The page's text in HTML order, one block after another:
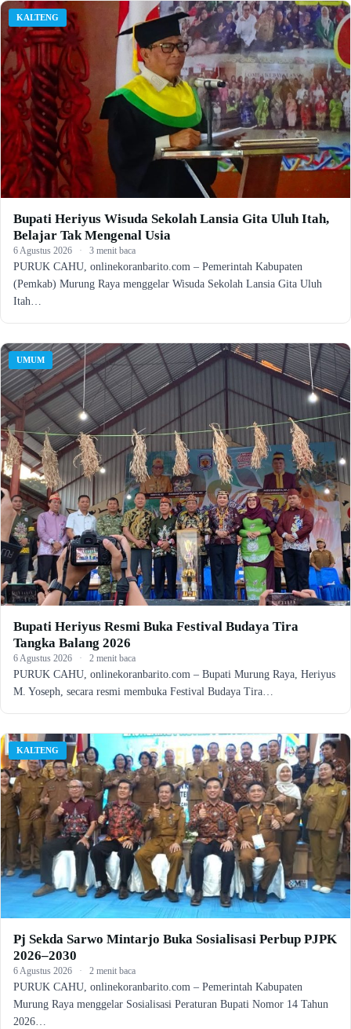
KALTENG
Bupati Heriyus Wisuda Sekolah Lansia Gita Uluh Itah,
Belajar Tak Mengenal Usia
6 Agustus 2026 · 3 menit baca
PURUK CAHU, onlinekoranbarito.com – Pemerintah Kabupaten
(Pemkab) Murung Raya menggelar Wisuda Sekolah Lansia Gita Uluh
Itah…
UMUM
Bupati Heriyus Resmi Buka Festival Budaya Tira
Tangka Balang 2026
6 Agustus 2026 · 2 menit baca
PURUK CAHU, onlinekoranbarito.com – Bupati Murung Raya, Heriyus
M. Yoseph, secara resmi membuka Festival Budaya Tira…
KALTENG
Pj Sekda Sarwo Mintarjo Buka Sosialisasi Perbup PJPK
2026–2030
6 Agustus 2026 · 2 menit baca
PURUK CAHU, onlinekoranbarito.com – Pemerintah Kabupaten
Murung Raya menggelar Sosialisasi Peraturan Bupati Nomor 14 Tahun
2026…